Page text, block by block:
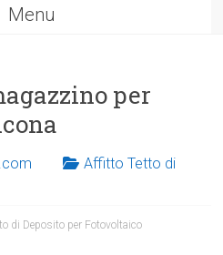
Menu
per
Affitto Tetto di
di Deposito per Fotovoltaico